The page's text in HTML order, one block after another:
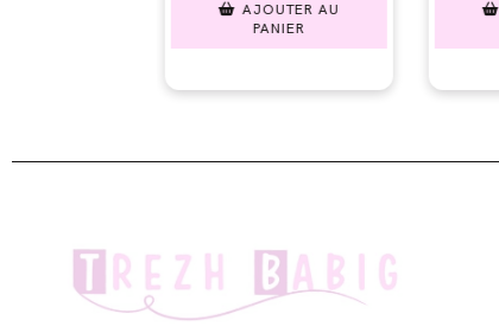
AJOUTER AU
PANIER